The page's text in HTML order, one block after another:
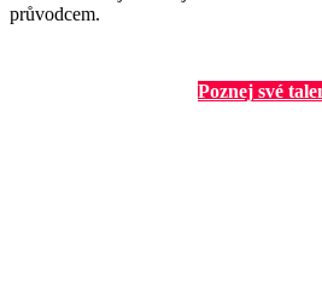
průvodcem.
Poznej své